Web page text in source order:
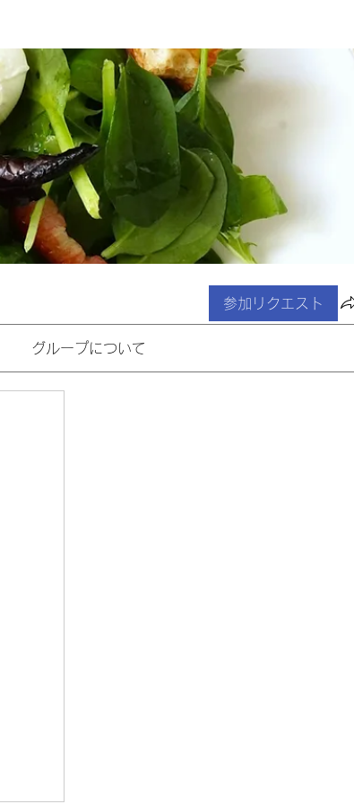
参加リクエスト
グループについて